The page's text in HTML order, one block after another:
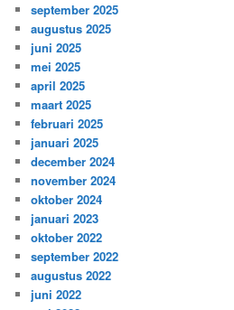
september 2025
augustus 2025
juni 2025
mei 2025
april 2025
maart 2025
februari 2025
januari 2025
december 2024
november 2024
oktober 2024
januari 2023
oktober 2022
september 2022
augustus 2022
juni 2022